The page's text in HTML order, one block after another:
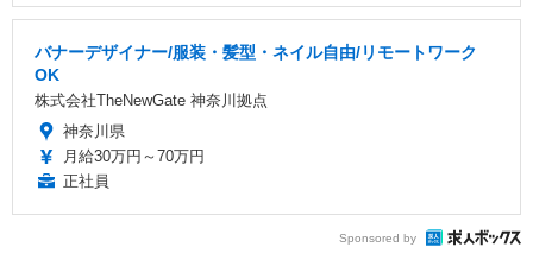
バナーデザイナー/服装・髪型・ネイル自由/リモートワーク
OK
株式会社TheNewGate 神奈川拠点
神奈川県
月給30万円～70万円
正社員
Sponsored by